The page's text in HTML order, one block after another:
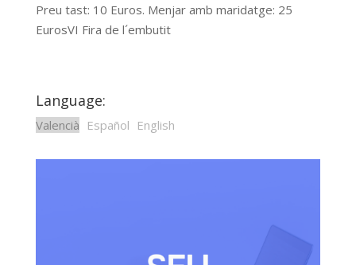
Preu tast: 10 Euros. Menjar amb maridatge: 25
EurosVI Fira de l´embutit
Language:
Valencià Español English